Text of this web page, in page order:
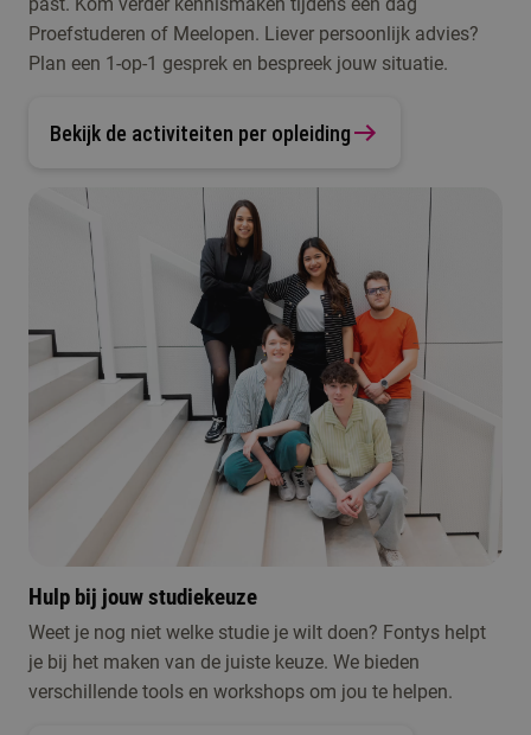
Proefstuderen of Meelopen. Liever persoonlijk advies?
Plan een 1-op-1 gesprek en bespreek jouw situatie.
Bekijk de activiteiten per opleiding
Hulp bij jouw studiekeuze
Weet je nog niet welke studie je wilt doen? Fontys helpt
je bij het maken van de juiste keuze. We bieden
verschillende tools en workshops om jou te helpen.